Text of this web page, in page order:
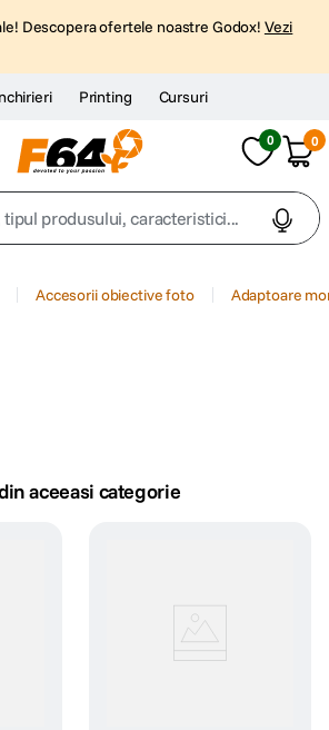
Descopera ofertele noastre Godox! Vezi
Printing Cursuri
0 0
produsului, caracteristici...
Accesorii obiective foto Adaptoare
aceeasi categorie